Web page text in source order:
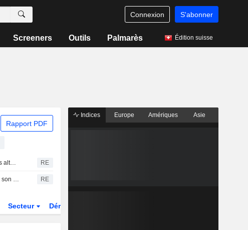
Connexion S'abonner
Screeners Outils Palmarès Édition suisse
Rapport PDF
Inde : les véhicules à carburants alternatifs talonnent l'essence face aux incertitudes sur l'E20 RE
Inde : le lobby automobile retire son avertissement sur les dommages liés à l'éthanol pour réviser ses données RE
Secteur Dérivés
Indices Europe Amériques Asie